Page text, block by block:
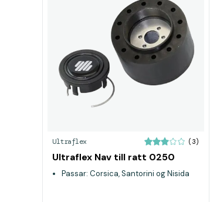
Ultraflex (3)
Ultraflex Nav till ratt 0250
Passar: Corsica, Santorini og Nisida